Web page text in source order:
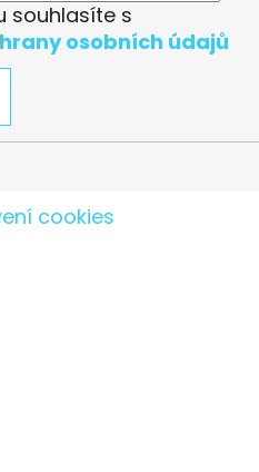
souhlasíte s
osobních údajů
cookies